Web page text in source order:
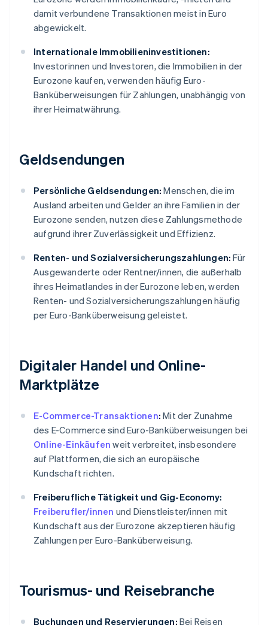
damit verbundene Transaktionen meist in Euro
abgewickelt.
Internationale Immobilieninvestitionen:
Investorinnen und Investoren, die Immobilien in der
Eurozone kaufen, verwenden häufig Euro-
Banküberweisungen für Zahlungen, unabhängig von
ihrer Heimatwährung.
Geldsendungen
Persönliche Geldsendungen: Menschen, die im
Ausland arbeiten und Gelder an ihre Familien in der
Eurozone senden, nutzen diese Zahlungsmethode
aufgrund ihrer Zuverlässigkeit und Effizienz.
Renten- und Sozialversicherungszahlungen: Für
Ausgewanderte oder Rentner/innen, die außerhalb
ihres Heimatlandes in der Eurozone leben, werden
Renten- und Sozialversicherungszahlungen häufig
per Euro-Banküberweisung geleistet.
Digitaler Handel und Online-
Marktplätze
E-Commerce-Transaktionen: Mit der Zunahme
des E-Commerce sind Euro-Banküberweisungen bei
Online-Einkäufen weit verbreitet, insbesondere
auf Plattformen, die sich an europäische
Kundschaft richten.
Freiberufliche Tätigkeit und Gig-Economy:
Freiberufler/innen und Dienstleister/innen mit
Kundschaft aus der Eurozone akzeptieren häufig
Zahlungen per Euro-Banküberweisung.
Tourismus- und Reisebranche
Buchungen und Reservierungen: Bei Reisen